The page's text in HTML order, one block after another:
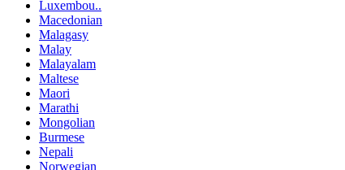
Luxembou..
Macedonian
Malagasy
Malay
Malayalam
Maltese
Maori
Marathi
Mongolian
Burmese
Nepali
Norwegian